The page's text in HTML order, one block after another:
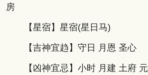
房
【星宿】星宿(星日马)
【吉神宜趋】守日 月恩 圣心
【凶神宜忌】小时 月建 土府